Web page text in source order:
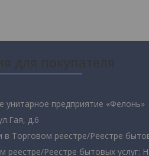
для покупателя
унитарное предприятие «Фелонь»
д.6
в Торговом реестре/Реестре
реестре/Реестре бытовых услуг: